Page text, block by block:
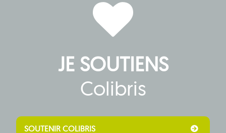
JE SOUTIENS
Colibris
SOUTENIR COLIBRIS